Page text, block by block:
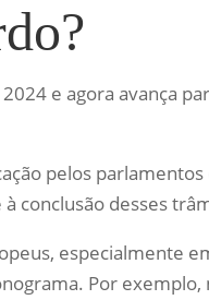
e agora avança
pelos parlamentos
conclusão desses
especialmente
Por exemplo,